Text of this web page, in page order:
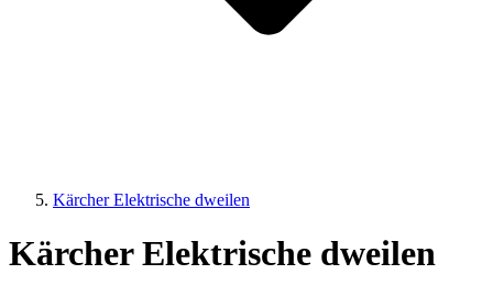
Kärcher Elektrische dweilen
Kärcher Elektrische dweilen